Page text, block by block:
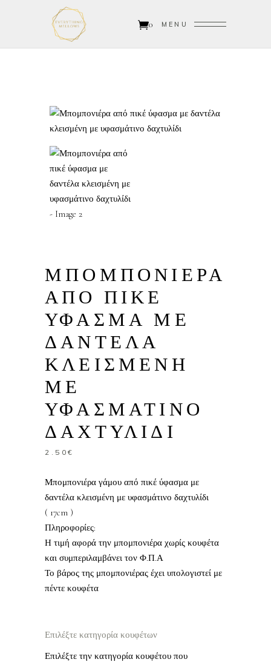
0 MENU
ΜΠΟΜΠΟΝΙΕΡΑ
ΑΠΟ ΠΙΚΕ
ΥΦΑΣΜΑ ΜΕ
ΔΑΝΤΕΛΑ
ΚΛΕΙΣΜΕΝΗ
ΜΕ
ΥΦΑΣΜΑΤΙΝΟ
ΔΑΧΤΥΛΙΔΙ
2.50€
Μπομπονιέρα γάμου από πικέ ύφασμα με
δαντέλα κλεισμένη με υφασμάτινο δαχτυλίδι
( 17cm )
Πληροφορίες:
Η τιμή αφορά την μπομπονιέρα χωρίς κουφέτα
και συμπεριλαμβάνει τον Φ.Π.Α
Το βάρος της μπομπονιέρας έχει υπολογιστεί με
πέντε κουφέτα
Επιλέξτε κατηγορία κουφέτων
Επιλέξτε την κατηγορία κουφέτου που